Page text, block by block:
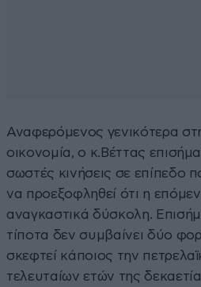
Αναφερόμενος γενικότερα
οικονομία, ο κ.Βέττας
σωστές κινήσεις σε επίπεδο
να προεξοφληθεί ότι η
αναγκαστικά δύσκολη.
τίποτα δεν συμβαίνει δύο
σκεφτεί κάποιος την
τελευταίων ετών της